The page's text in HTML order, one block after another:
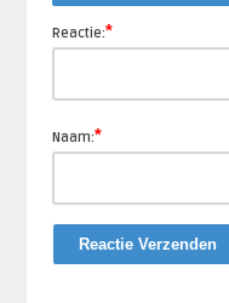
Reactie:*
Naam:*